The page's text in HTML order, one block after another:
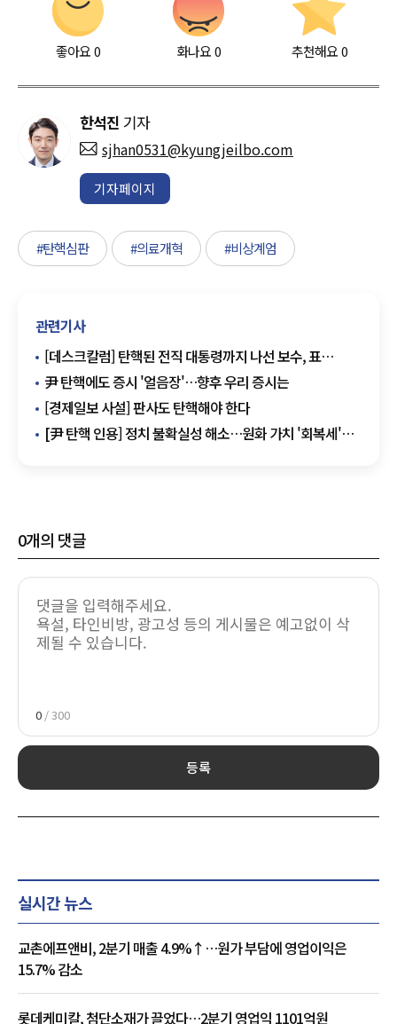
좋아요0 화나요0 추천해요 0
한석진 기자
sjhan0531@kyungjeilbo.com
기자페이지
#탄핵심판 #의료개혁 #비상계엄
관련기사
[데스크칼럼] 탄핵된 전직 대통령까지 나선 보수, 표
결집할까
尹 탄핵에도 증시 '얼음장'…향후 우리 증시는
[경제일보 사설] 판사도 탄핵해야 한다
[尹 탄핵 인용] 정치 불확실성 해소…원화 가치 '회복세'
0개의 댓글
0 / 300
등록
실시간 뉴스
교촌에프앤비, 2분기 매출 4.9%↑…원가 부담에 영업이익은
15.7% 감소
롯데케미칼, 첨단소재가 끌었다…2분기 영업익 1101억원